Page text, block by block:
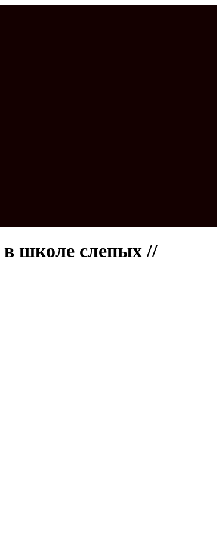
школе слепых //